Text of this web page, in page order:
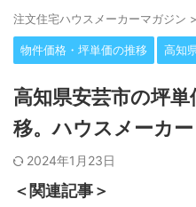
注⽂住宅ハウスメーカーマガジン >
物件価格・坪単価の推移 高知
高知県安芸市の坪
移。ハウスメーカ
2024年1月23日
＜関連記事＞